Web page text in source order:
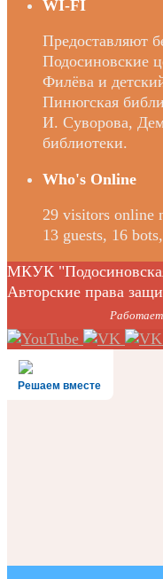
WI-FI
Предоставляют
Подосиновские
Филёва и
Пинюгская
И. Суворова,
библиотеки.
Who's Online
29 visitors online
13 guests, 16 bots,
МКУК
Авторские права
Работает
Решаем вместе